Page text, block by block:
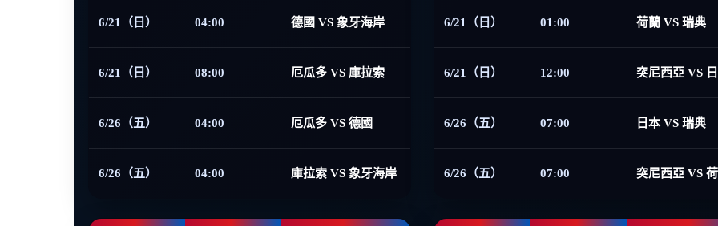
6/21（日） 04:00 德國 VS 象牙海岸
6/21（日） 08:00 厄瓜多 VS 庫拉索
6/26（五） 04:00 厄瓜多 VS 德國
6/26（五） 04:00 庫拉索 VS 象牙海岸
6/21（日） 01:00 荷蘭 VS 瑞典
6/21（日） 12:00 突尼西亞 VS
6/26（五） 07:00 日本 VS 瑞典
6/26（五） 07:00 突尼西亞 VS